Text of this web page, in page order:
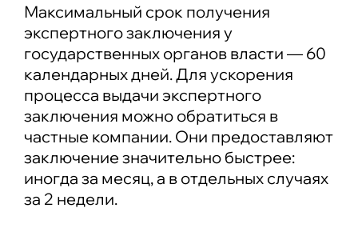
Максимальный срок получения
экспертного заключения у
государственных органов власти — 60
календарных дней. Для ускорения
процесса выдачи экспертного
заключения можно обратиться в
частные компании. Они предоставляют
заключение значительно быстрее:
иногда за месяц, а в отдельных случаях
за 2 недели.